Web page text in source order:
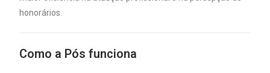
honorários.
Como a Pós funciona